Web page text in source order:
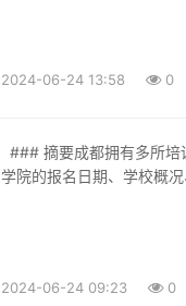
2024-06-24 13:58 0
学院的报名日期、学校概
2024-06-24 09:23 0